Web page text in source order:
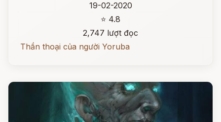
19-02-2020
⭐ 4.8
2,747 lượt đọc
Thần thoại của người Yoruba